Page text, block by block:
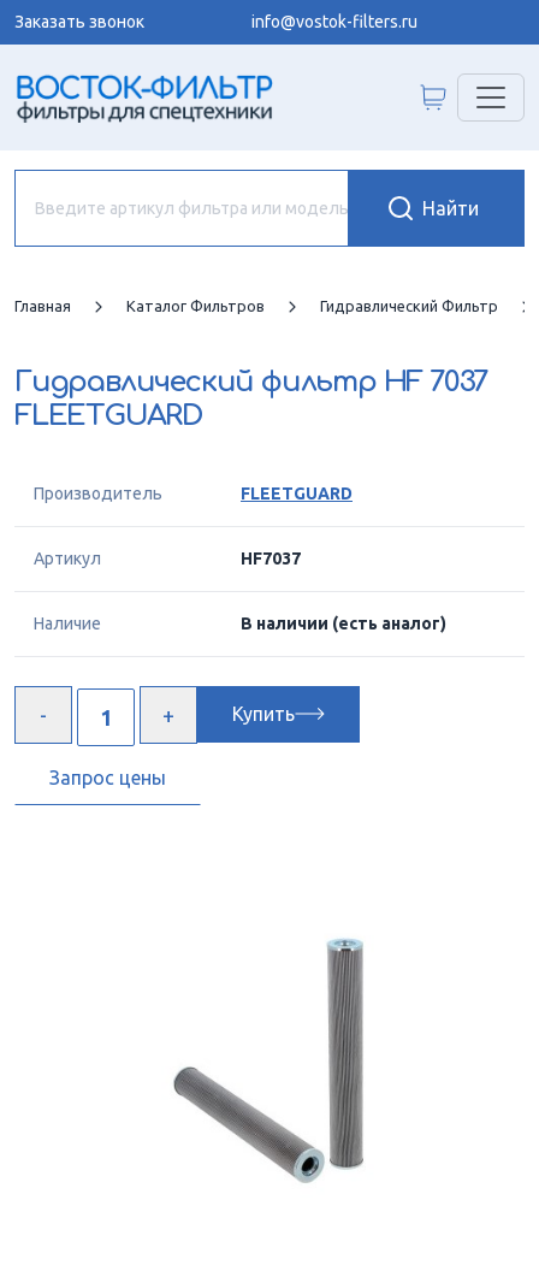
Заказать звонок info@vostok-filters.ru
Главная Каталог Фильтров Гидравлический Фильтр
Гидравлический фильтр HF 7037
FLEETGUARD
Производитель FLEETGUARD
Артикул HF7037
Наличие В наличии (есть аналог)
Купить
Запрос цены